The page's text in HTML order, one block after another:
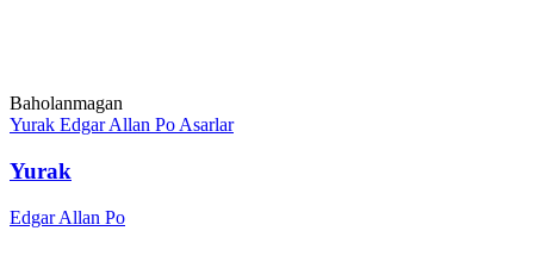
Baholanmagan
Yurak Edgar Allan Po Asarlar
Yurak
Edgar Allan Po